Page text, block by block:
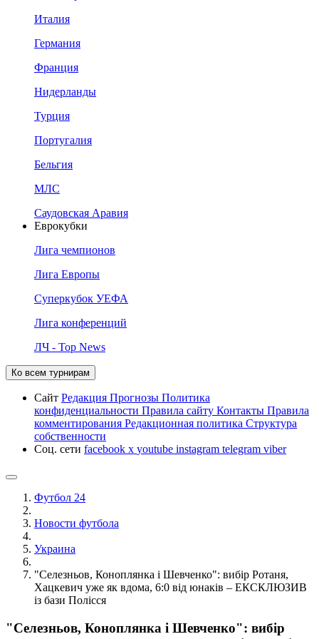
Италия
Германия
Франция
Нидерланды
Турция
Португалия
Бельгия
МЛС
Саудовская Аравия
Еврокубки
Лига чемпионов
Лига Европы
Суперкубок УЕФА
Лига конференций
ЛЧ - Top News
Ко всем турнирам
Сайт Редакция Прогнозы Политика
конфиденциальности Правила сайту Контакты Правила
комментирования Редакционная политика Структура
собственности
Соц. сети facebook x youtube instagram telegram viber
Футбол 24
Новости футбола
Украина
"Селезньов, Коноплянка і Шевченко": вибір Ротаня,
Хацкевич уже як вдома, 6:0 від юнаків – ЕКСКЛЮЗИВ
із бази Полісся
"Селезньов, Коноплянка і Шевченко": вибір